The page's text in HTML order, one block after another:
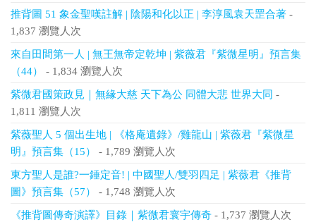
推背圖 51 象金聖嘆註解 | 陰陽和化以正 | 李淳風袁天罡合著 -
1,837 瀏覽人次
來自田間第一人 | 無王無帝定乾坤 | 紫薇君『紫微星明』預言集
（44）
- 1,834 瀏覽人次
紫微君國策政見｜無緣大慈 天下為公 同體大悲 世界大同 -
1,811 瀏覽人次
紫薇聖人 5 個出生地 | 《格庵遺錄》/雞龍山 | 紫薇君『紫微星
明』預言集（15）
- 1,789 瀏覽人次
東方聖人是誰?一錘定音! | 中國聖人/雙羽四足 | 紫薇君《推背
圖》預言集（57）
- 1,748 瀏覽人次
《推背圖傳奇演譯》目錄｜紫微君寰宇傳奇 - 1,737 瀏覽人次